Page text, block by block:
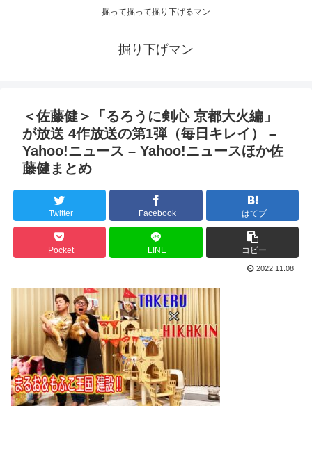
掘って掘って掘り下げるマン
掘り下げマン
＜佐藤健＞「るろうに剣心 京都大火編」
が放送 4作放送の第1弾（毎日キレイ） –
Yahoo!ニュース – Yahoo!ニュースほか佐
藤健まとめ
Twitter Facebook はてブ
Pocket LINE コピー
2022.11.08